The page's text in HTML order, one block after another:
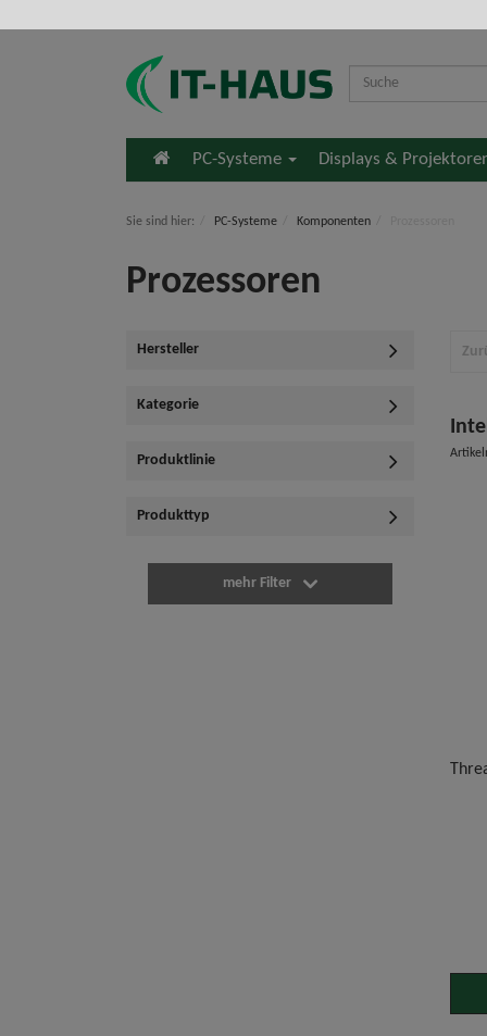
Startseite
PC-Systeme Displays &
Sie sind hier: PC-Systeme Komponenten
Prozessoren
Hersteller
Kategorie
Produktlinie
Produkttyp
mehr Filter